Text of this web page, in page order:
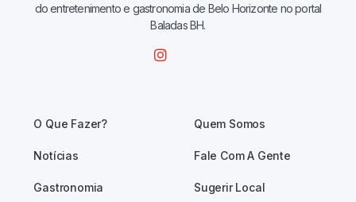
do entretenimento e gastronomia de Belo Horizonte no portal
Baladas BH.
O Que Fazer?
Notícias
Gastronomia
Quem Somos
Fale Com A Gente
Sugerir Local